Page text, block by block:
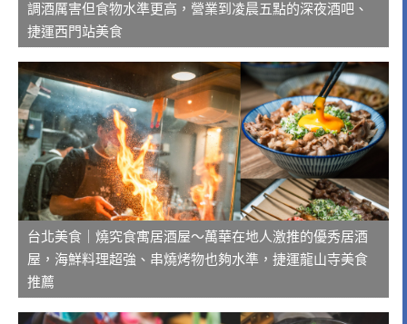
調酒厲害但食物水準更高，營業到凌晨五點的深夜酒吧、
捷運西門站美食
台北美食｜燒究食寓居酒屋～萬華在地人激推的優秀居酒
屋，海鮮料理超強、串燒烤物也夠水準，捷運龍山寺美食
推薦